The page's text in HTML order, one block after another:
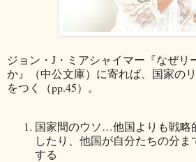
ジョン・J・ミアシャイマー『なぜリ
か』（中公文庫）に寄れば、国家の
をつく（pp.45）。
国家間のウソ…他国よりも戦略
したり、他国が自分たちの分
する